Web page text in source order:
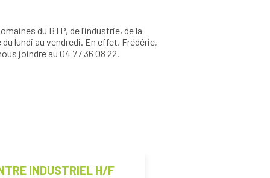
du BTP, de l’industrie, de la
lundi au vendredi. En effet, Frédéric,
joindre au 04 77 36 08 22.
INDUSTRIEL H/F